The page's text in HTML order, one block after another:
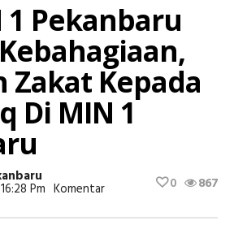
1 Pekanbaru
Zakat Kepada
Di MIN 1
Pm Komentar
UPZ
867
0